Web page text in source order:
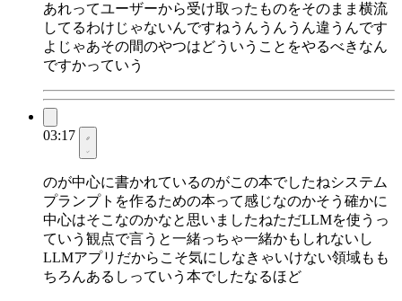
あれってユーザーから受け取ったものをそのまま横流
してるわけじゃないんですねうんうんうん違うんです
よじゃあその間のやつはどういうことをやるべきなん
ですかっていう
03:17
のが中心に書かれているのがこの本でしたねシステム
プランプトを作るための本って感じなのかそう確かに
中心はそこなのかなと思いましたねただLLMを使うっ
ていう観点で言うと一緒っちゃ一緒かもしれないし
LLMアプリだからこそ気にしなきゃいけない領域もも
ちろんあるしっていう本でしたなるほど